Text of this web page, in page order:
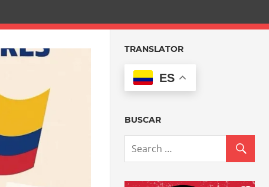
TRANSLATOR
ES
BUSCAR